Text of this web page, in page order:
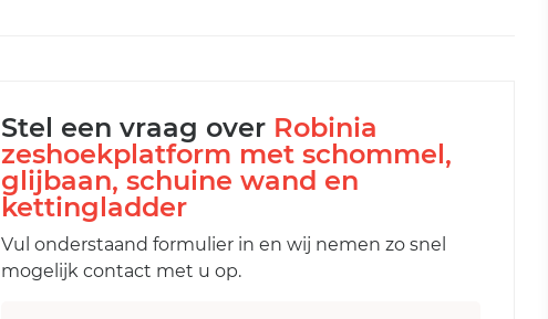
Stel een vraag over Robinia
zeshoekplatform met schommel,
glijbaan, schuine wand en
kettingladder
Vul onderstaand formulier in en wij nemen zo snel
mogelijk contact met u op.